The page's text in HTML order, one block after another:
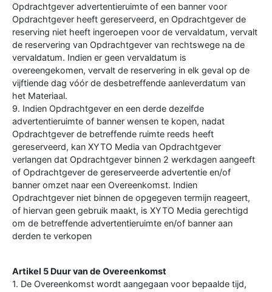
Opdrachtgever advertentieruimte of een banner voor
Opdrachtgever heeft gereserveerd, en Opdrachtgever de
reserving niet heeft ingeroepen voor de vervaldatum, vervalt
de reservering van Opdrachtgever van rechtswege na de
vervaldatum. Indien er geen vervaldatum is
overeengekomen, vervalt de reservering in elk geval op de
vijftiende dag vóór de desbetreffende aanleverdatum van
het Materiaal.
9. Indien Opdrachtgever en een derde dezelfde
advertentieruimte of banner wensen te kopen, nadat
Opdrachtgever de betreffende ruimte reeds heeft
gereserveerd, kan XYTO Media van Opdrachtgever
verlangen dat Opdrachtgever binnen 2 werkdagen aangeeft
of Opdrachtgever de gereserveerde advertentie en/of
banner omzet naar een Overeenkomst. Indien
Opdrachtgever niet binnen de opgegeven termijn reageert,
of hiervan geen gebruik maakt, is XYTO Media gerechtigd
om de betreffende advertentieruimte en/of banner aan
derden te verkopen
Artikel 5 Duur van de Overeenkomst
1. De Overeenkomst wordt aangegaan voor bepaalde tijd,